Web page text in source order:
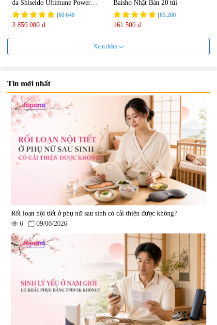
da Shiseido Ultimune Power
75ml
|60.640
3.850.000 đ
Baisho Nhật Bản 20 túi
|85.280
161.500 đ
Viên uống bổ não Ribeto Shoji
Ichoha Ekisu Plus - 90 viên
57.920
1.450.000 đ
Viên nang uống cải thiện thị lực,
trí nhớ DHA + EPA + Flaxseed
Oil 30 viên/gói - Date 02/2027
|52.346
225.000 đ
Tẩy tế bào chết Nichiei Bussan
Nano NMN+ Peeling Gel
1.490.000 đ
Viên uống hỗ trợ bền thành
mạch, ngừa tai biến Elastin Plus
& Nattokinase Hokoen 80 viên
|0
980.000 đ
Xem thêm
Tin mới nhất
Rối loạn nội tiết ở phụ nữ sau sinh có cải thiện được không?
6
09/08/2026